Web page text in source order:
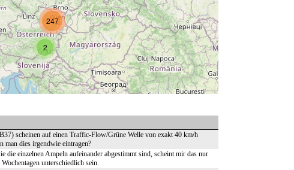
247
2
scheinen auf einen Traffic-Flow/Grüne Welle von exakt 40 km/h
man dies irgendwie eintragen?
die einzelnen Ampeln aufeinander abgestimmt sind, scheint mir das nur
unterschiedlich sein.